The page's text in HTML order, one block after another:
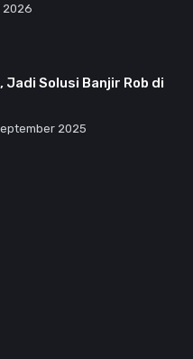
2026
Solusi Banjir Rob di
2025